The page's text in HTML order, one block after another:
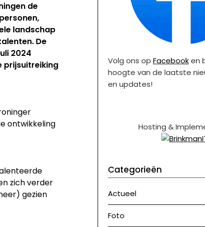
de
landschap
De
2024
prijsuitreiking
ontwikkeling
zich verder
gezien
Volg ons op Facebooken
hoogte van de laatste
en updates!
Hosting &
Categorieën
Actueel
Foto